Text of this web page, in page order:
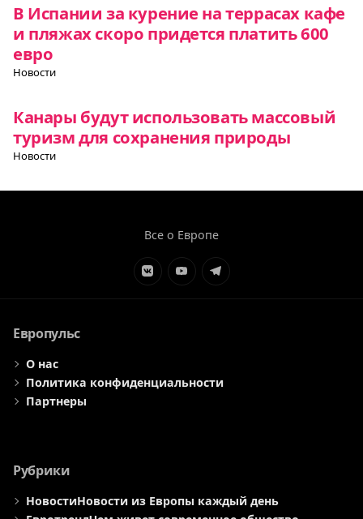
В Испании за курение на террасах кафе
и пляжах скоро придется платить 600
евро
Новости
Канары будут использовать массовый
туризм для сохранения природы
Новости
Все о Европе
ЭлементЭлементЭлемент
Европульс
О нас
Политика конфиденциальности
Партнеры
Рубрики
НовостиНовости из Европы каждый день